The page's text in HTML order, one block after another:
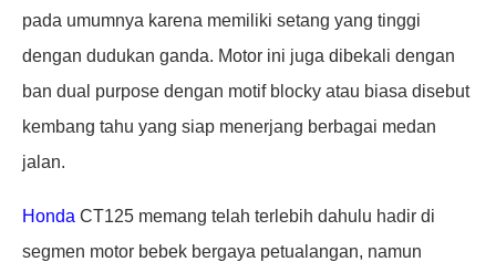
pada umumnya karena memiliki setang yang tinggi
dengan dudukan ganda. Motor ini juga dibekali dengan
ban dual purpose dengan motif blocky atau biasa disebut
kembang tahu yang siap menerjang berbagai medan
jalan.
Honda CT125 memang telah terlebih dahulu hadir di
segmen motor bebek bergaya petualangan, namun